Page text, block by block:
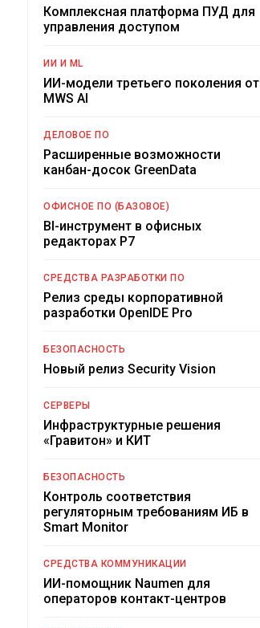
Комплексная платформа ПУД для
управления доступом
ИИ И ML
ИИ-модели третьего поколения от
MWS AI
ДЕЛОВОЕ ПО
Расширенные возможности
канбан-досок GreenData
ОФИСНОЕ ПО (БАЗОВОЕ)
BI-инструмент в офисных
редакторах Р7
СРЕДСТВА РАЗРАБОТКИ ПО
Релиз среды корпоративной
разработки OpenIDE Pro
БЕЗОПАСНОСТЬ
Новый релиз Security Vision
СЕРВЕРЫ
Инфраструктурные решения
«Гравитон» и КИТ
БЕЗОПАСНОСТЬ
Контроль соответствия
регуляторным требованиям ИБ в
Smart Monitor
СРЕДСТВА КОММУНИКАЦИИ
ИИ-помощник Naumen для
операторов контакт-центров